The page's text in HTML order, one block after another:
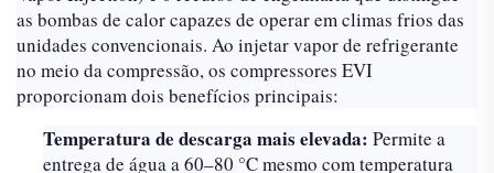
as bombas de calor capazes de operar em climas frios das
unidades convencionais. Ao injetar vapor de refrigerante
no meio da compressão, os compressores EVI
proporcionam dois benefícios principais:
Temperatura de descarga mais elevada: Permite a
entrega de água a 60–80 °C mesmo com temperatura